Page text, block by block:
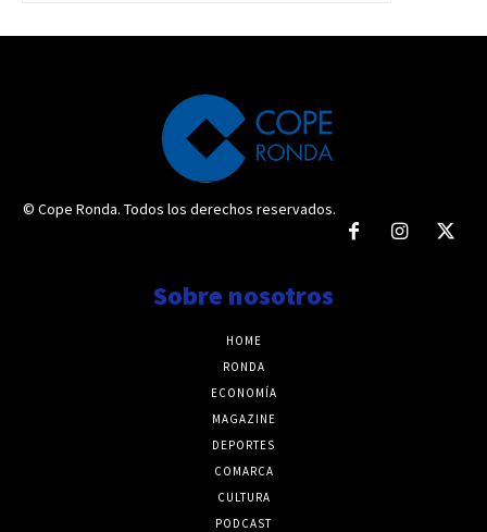
© Cope Ronda. Todos los derechos reservados.
Sobre nosotros
HOME
RONDA
ECONOMÍA
MAGAZINE
DEPORTES
COMARCA
CULTURA
PODCAST